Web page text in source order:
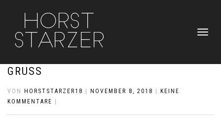
GRUSS
VON HORSTSTARZER18 NOVEMBER 8, 2018
KEINE
KOMMENTARE